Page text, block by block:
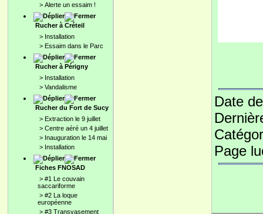
> Alerte un essaim !
Rucher à Créteil
> Installation
> Essaim dans le Parc
Rucher à Périgny
> Installation
> Vandalisme
Rucher du Fort de Sucy
> Extraction le 9 juillet
> Centre aéré un 4 juillet
> Inauguration le 14 mai
> Installation
Fiches FNOSAD
> #1 Le couvain
saccariforme
> #2 La loque
européenne
> #3 Transvasement
Date
Page